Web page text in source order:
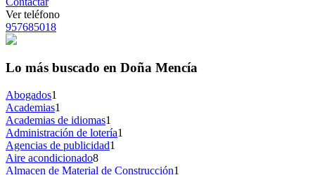
Ver teléfono
957685018
Lo más buscado en Doña Mencía
Abogados1
Academias1
Academias de idiomas1
Administración de lotería1
Agencias de publicidad1
Aire acondicionado8
Almacen de Material de Construcción1